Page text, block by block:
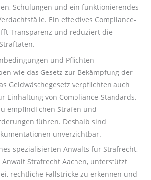
Schulungen und ein funktionierendes
Ein effektives Compliance-
Transparenz und reduziert die
und Pflichten
wie das Gesetz zur Bekämpfung der
Geldwäschegesetz verpflichten auch
Einhaltung von Compliance-Standards.
empfindlichen Strafen und
führen. Deshalb sind
unverzichtbar.
spezialisierten Anwalts für Strafrecht,
Anwalt Strafrecht Aachen, unterstützt
rechtliche Fallstricke zu erkennen und